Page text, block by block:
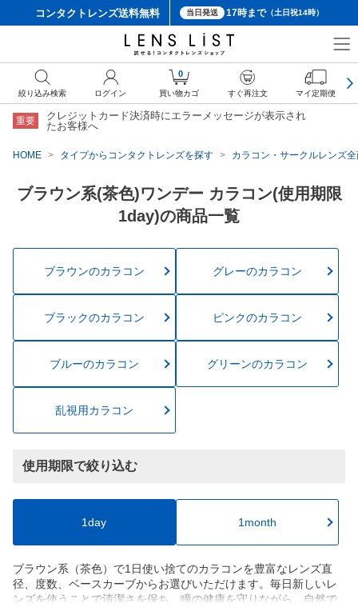
コンタクトレンズ送料無料 当日発送 17時まで（土日祝14時）
重要
クレジットカード決済時にエラーメッセージが表示され
たお客様へ
HOME タイプからコンタクトレンズを探す カラコン・サークルレンズ
ブラウン系(茶色)ワンデー カラコン(使用期限
1day)の商品一覧
ブラウンのカラコン グレーのカラコン
ブラックのカラコン ピンクのカラコン
ブルーのカラコン グリーンのカラコン
乱視用カラコン
使用期限で絞り込む
1day 1month
ブラウン系（茶色）で1日使い捨てのカラコンを豊富なレンズ直
径、度数、ベースカーブからお選びいただけます。毎日新しいレ
ンズを使うことで清潔さを保ち、瞳の健康を守りながら、自然で
絞り込み検索 ログイン
0
買い物カゴ すぐ再注文 マイ定期便